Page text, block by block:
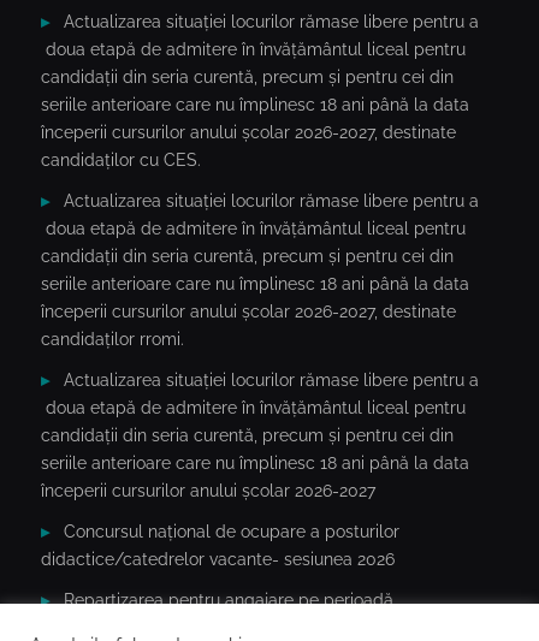
Actualizarea situației locurilor rămase libere pentru a
doua etapă de admitere în învățământul liceal pentru
candidații din seria curentă, precum și pentru cei din
seriile anterioare care nu împlinesc 18 ani până la data
începerii cursurilor anului școlar 2026-2027, destinate
candidaților cu CES.
Actualizarea situației locurilor rămase libere pentru a
doua etapă de admitere în învățământul liceal pentru
candidații din seria curentă, precum și pentru cei din
seriile anterioare care nu împlinesc 18 ani până la data
începerii cursurilor anului școlar 2026-2027, destinate
candidaților rromi.
Actualizarea situației locurilor rămase libere pentru a
doua etapă de admitere în învățământul liceal pentru
candidații din seria curentă, precum și pentru cei din
seriile anterioare care nu împlinesc 18 ani până la data
începerii cursurilor anului școlar 2026-2027
Concursul național de ocupare a posturilor
didactice/catedrelor vacante- sesiunea 2026
Repartizarea pentru angajare pe perioadă